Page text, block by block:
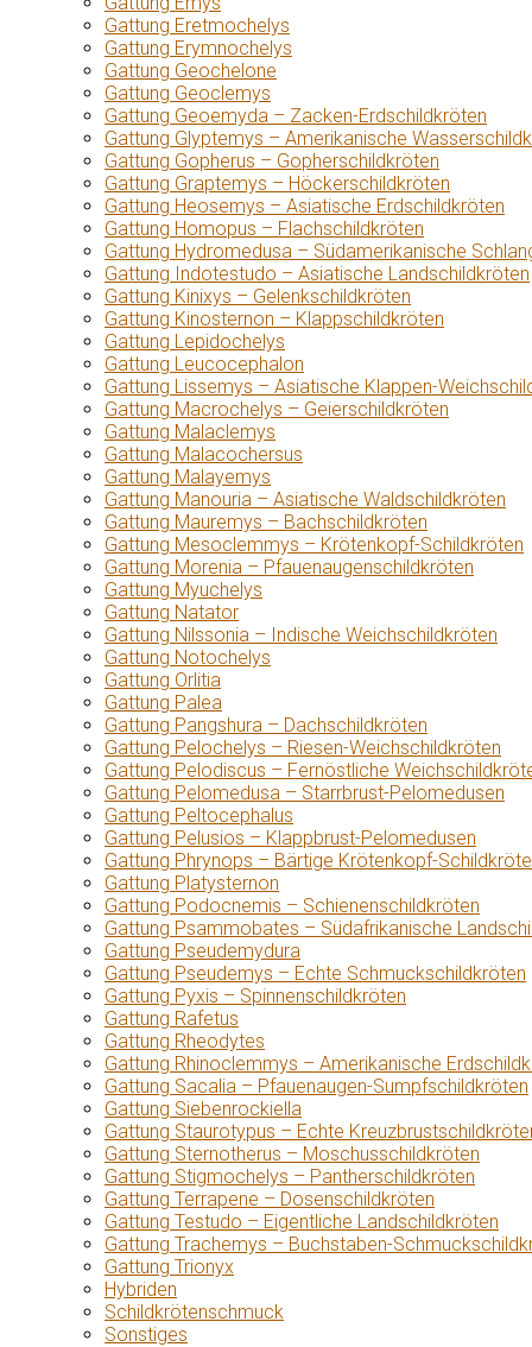
Gattung Eretmochelys
Gattung Erymnochelys
Gattung Geochelone
Gattung Geoclemys
Gattung Geoemyda – Zacken-Erdschildkröten
Gattung Glyptemys – Amerikanische
Gattung Gopherus – Gopherschildkröten
Gattung Graptemys – Höckerschildkröten
Gattung Heosemys – Asiatische Erdschildkröten
Gattung Homopus – Flachschildkröten
Gattung Hydromedusa – Südamerikanische
Gattung Indotestudo – Asiatische Landschildkröten
Gattung Kinixys – Gelenkschildkröten
Gattung Kinosternon – Klappschildkröten
Gattung Lepidochelys
Gattung Leucocephalon
Gattung Lissemys – Asiatische Klappen-
Gattung Macrochelys – Geierschildkröten
Gattung Malaclemys
Gattung Malacochersus
Gattung Malayemys
Gattung Manouria – Asiatische Waldschildkröten
Gattung Mauremys – Bachschildkröten
Gattung Mesoclemmys – Krötenkopf-Schildkröten
Gattung Morenia – Pfauenaugenschildkröten
Gattung Myuchelys
Gattung Natator
Gattung Nilssonia – Indische Weichschildkröten
Gattung Notochelys
Gattung Orlitia
Gattung Palea
Gattung Pangshura – Dachschildkröten
Gattung Pelochelys – Riesen-Weichschildkröten
Gattung Pelodiscus – Fernöstliche
Gattung Pelomedusa – Starrbrust-Pelomedusen
Gattung Peltocephalus
Gattung Pelusios – Klappbrust-Pelomedusen
Gattung Phrynops – Bärtige Krötenkopf-
Gattung Platysternon
Gattung Podocnemis – Schienenschildkröten
Gattung Psammobates – Südafrikanische
Gattung Pseudemydura
Gattung Pseudemys – Echte Schmuckschildkröten
Gattung Pyxis – Spinnenschildkröten
Gattung Rafetus
Gattung Rheodytes
Gattung Rhinoclemmys – Amerikanische
Gattung Sacalia – Pfauenaugen-Sumpfschildkröten
Gattung Siebenrockiella
Gattung Staurotypus – Echte
Gattung Sternotherus – Moschusschildkröten
Gattung Stigmochelys – Pantherschildkröten
Gattung Terrapene – Dosenschildkröten
Gattung Testudo – Eigentliche Landschildkröten
Gattung Trachemys – Buchstaben-
Gattung Trionyx
Hybriden
Schildkrötenschmuck
Sonstiges